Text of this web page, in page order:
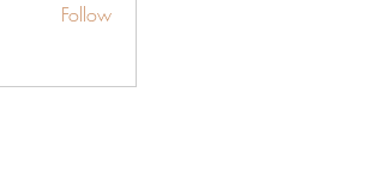
Follow